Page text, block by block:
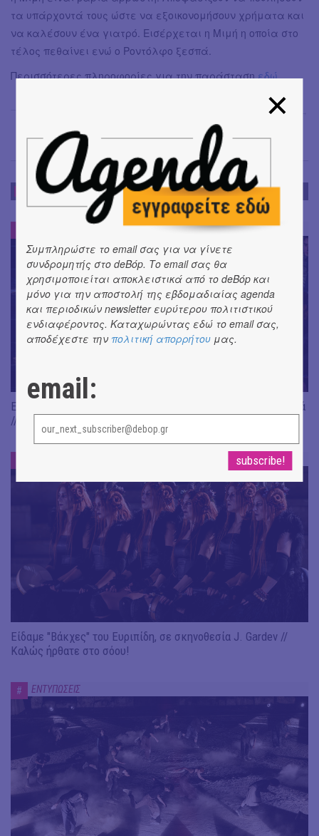
τα υπάρχοντά τους ώστε να εξοικονομήσουν χρήματα και
να καλέσουν ένα γιατρό. Εισέρχεται η Μιμή η οποία στο
τέλος πεθαίνει ενώ ο Ροντόλφο ξεσπά.
Περισσότερες πληροφορίες για την παράστασηεδώ
Χριστίνα Θάνου
ΕΝΤΥΠΩΣΕΙΣ
Είδαμε: "Άλκηστις" του Ευριπίδη, σε σκηνοθεσία Δ. Καραντζά
// Ευφυής σύλληψη και χαμένη ευκαιρία
Είδαμε "Βάκχες" του Ευριπίδη, σε σκηνοθεσία J. Gardev //
Καλώς ήρθατε στο σόου!
# ΕΝΤΥΠΩΣΕΙΣ
Συμπληρώστε το email σας για να γίνετε
συνδρομητής στο deBόp. Το email σας θα
χρησιμοποιείται αποκλειστικά από το deBόp και
μόνο για την αποστολή της εβδομαδιαίας agenda
και περιοδικών newsletter ευρύτερου πολιτιστικού
ενδιαφέροντος. Καταχωρώντας εδώ το email σας,
αποδέχεστε την πολιτική απορρήτου μας.
email: